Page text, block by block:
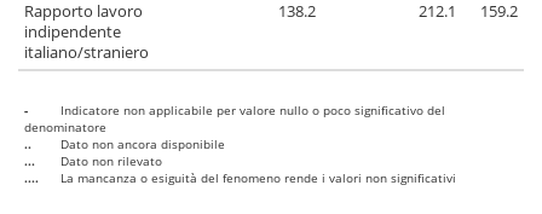
Rapporto lavoro
indipendente
italiano/straniero
138.2 212.1 159.2
-
Indicatore non applicabile per valore nullo o poco significativo del
denominatore
..
Dato non ancora disponibile
...
Dato non rilevato
....
La mancanza o esiguità del fenomeno rende i valori non significativi